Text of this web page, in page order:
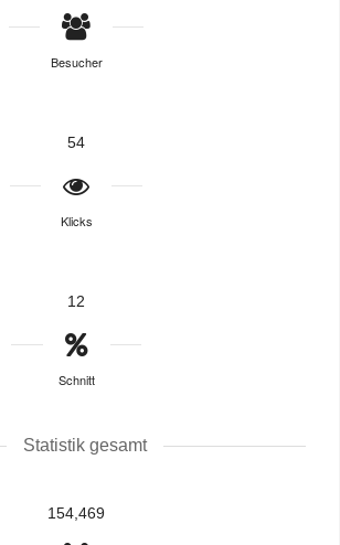
Besucher
54
Klicks
12
Schnitt
Statistik gesamt
154,469